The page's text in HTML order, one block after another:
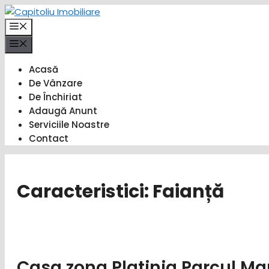
Sari
la
conținut
Acasă
De Vânzare
De Închiriat
Adaugă Anunt
Serviciile Noastre
Contact
Caracteristici: Faianță